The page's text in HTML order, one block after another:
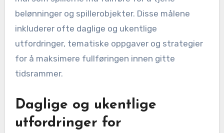
belønninger og spillerobjekter. Disse målene
inkluderer ofte daglige og ukentlige
utfordringer, tematiske oppgaver og strategier
for å maksimere fullføringen innen gitte
tidsrammer.
Daglige og ukentlige
utfordringer for